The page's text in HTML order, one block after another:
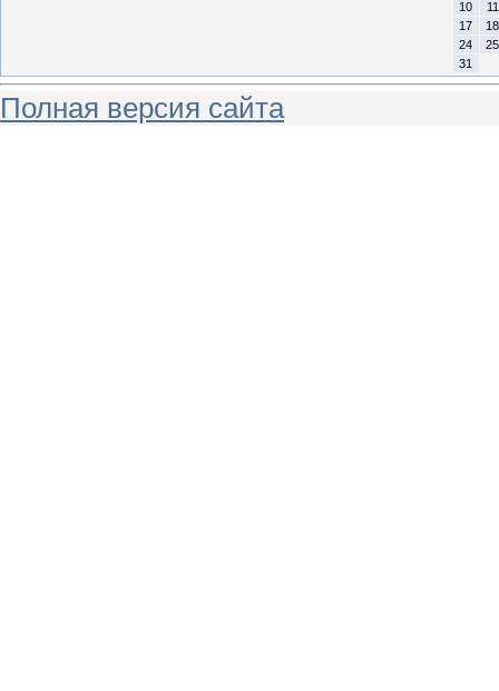
10
11
17
18
24
25
31
Полная версия сайта